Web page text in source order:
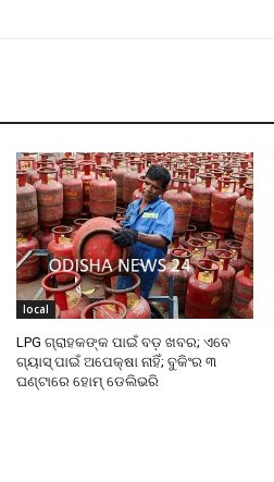
local
LPG ଗ୍ରାହକଙ୍କ ପାଇଁ ବଡ଼ ଖବର; ଏବେ
ଗ୍ୟାସ୍‌ ପାଇଁ ଅପେକ୍ଷା ନାହିଁ; ବୁକିଂର ୩
ଘଣ୍ଟାରେ ହୋମ୍‌ ଡେଲିଭରି